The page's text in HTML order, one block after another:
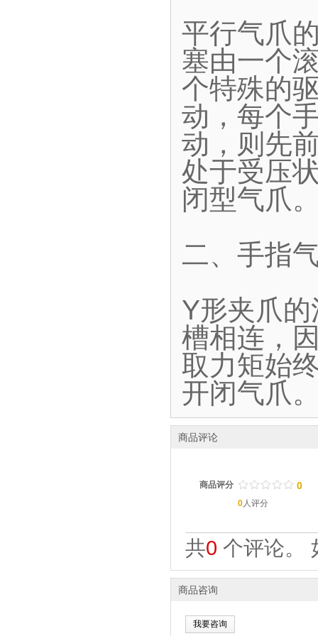
平行气爪
塞由一个
个特殊的
动，每个
动，则先
处于受压
闭型气爪
二、手指
Y形夹爪
槽相连，
取力矩始
开闭气爪
商品评论
商品评分 / / / / /
. . . . . 0
0人评分
共0 个评论。
商品咨询
我要咨询